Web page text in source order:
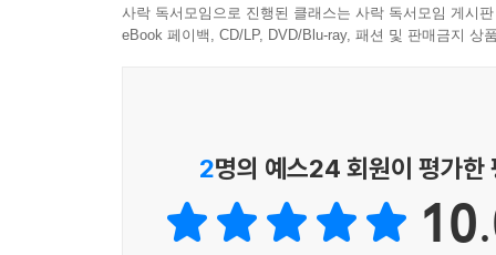
요즘 런던 시내에 가면 내가 무척이나 교활한 인
-《밤 산책》 38~39쪽
젊은 시절 런던 거리에서 벌어지는 일상을 생
사락 독서모임으로 진행된 클래스는 사락 독서모임 게시
eBook 페이백, CD/LP, DVD/Blu-ray, 패션 및 판매금지 상
2명의 예스24 회원이 평가한